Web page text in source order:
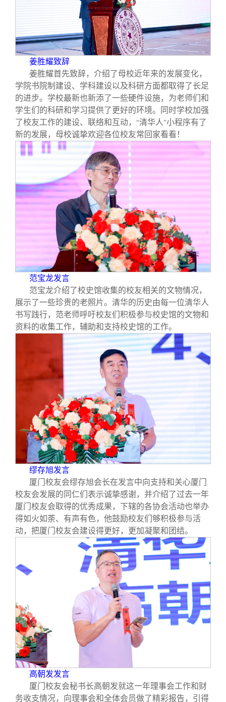
姜胜耀致辞
姜胜耀首先致辞，介绍了母校近年来的发展变化，
学院书院制建设、学科建设以及科研方面都取得了长足
的进步。学校最新也新添了一些硬件设施，为老师们和
学生们的科研和学习提供了更好的环境。同时学校加强
了校友工作的建设、联络和互动， “清华人”小程序有了
新的发展，母校诚挚欢迎各位校友常回家看看！
范宝龙发言
范宝龙介绍了校史馆收集的校友相关的文物情况，
展示了一些珍贵的老照片。清华的历史由每一位清华人
书写践行，范老师呼吁校友们积极参与校史馆的文物和
资料的收集工作，辅助和支持校史馆的工作。
缪存旭发言
厦门校友会缪存旭会长在发言中向支持和关心厦门
校友会发展的同仁们表示诚挚感谢，并介绍了过去一年
厦门校友会取得的优秀成果，下辖的各协会活动也举办
得如火如荼、有声有色，他鼓励校友们够积极参与活
动，把厦门校友会建设得更好，更加凝聚和团结。
高朝发发言
厦门校友会秘书长高朝发就这一年理事会工作和财
务收支情况，向理事会和全体会员做了精彩报告，引得